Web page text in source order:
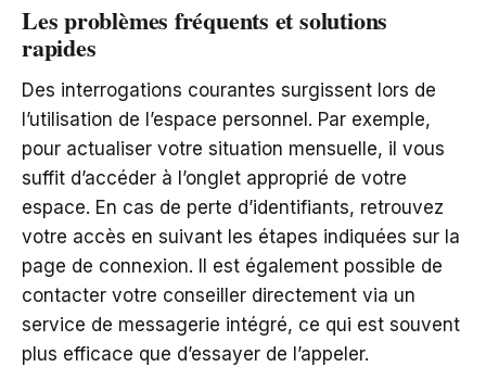
Les problèmes fréquents et solutions
rapides
Des interrogations courantes surgissent lors de
l’utilisation de l’espace personnel. Par exemple,
pour actualiser votre situation mensuelle, il vous
suffit d’accéder à l’onglet approprié de votre
espace. En cas de perte d’identifiants, retrouvez
votre accès en suivant les étapes indiquées sur la
page de connexion. Il est également possible de
contacter votre conseiller directement via un
service de messagerie intégré, ce qui est souvent
plus efficace que d’essayer de l’appeler.